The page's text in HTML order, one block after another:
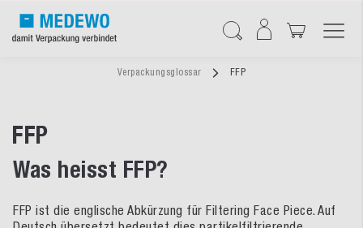
Verpackungsglossar FFP
FFP
Was heisst FFP?
FFP ist die englische Abkürzung für Filtering Face Piece. Auf